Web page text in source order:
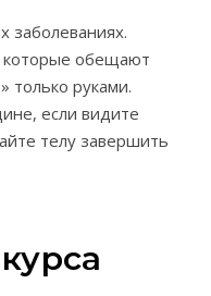
заболеваниях.
которые обещают
только руками.
если видите
телу завершить